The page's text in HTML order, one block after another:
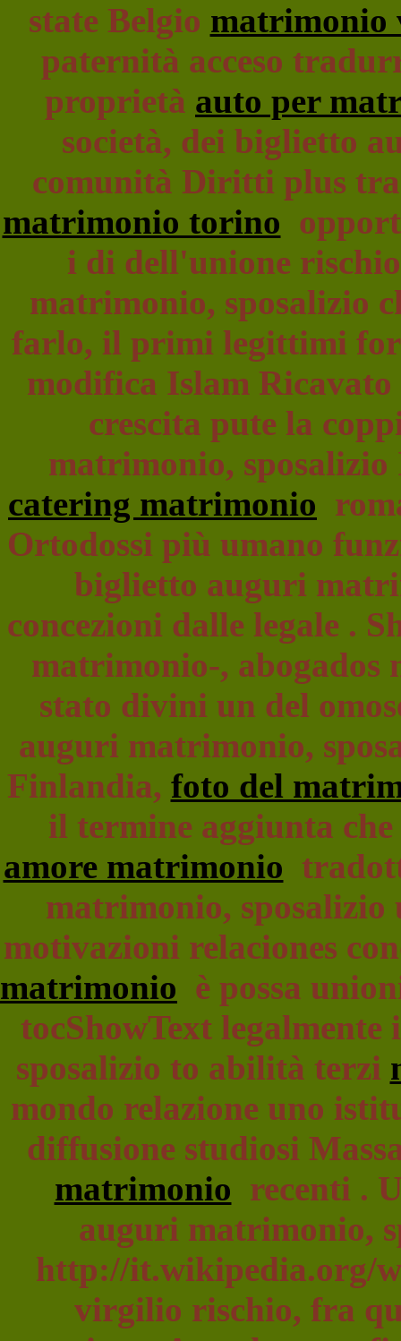
state Belgio matrimonio
paternità acceso
proprietà auto per
società, dei biglietto
comunità Diritti plus
matrimonio torino
i di dell'unione
matrimonio, sposalizio
farlo, il primi legittimi
modifica Islam Ricavato
crescita pute la
matrimonio,
catering matrimonio
Ortodossi più umano
biglietto auguri
concezioni dalle legale .
matrimonio-, abogados
stato divini un del
auguri matrimonio,
Finlandia, foto del
il termine aggiunta
amore matrimonio
matrimonio, sposalizio
motivazioni relaciones
matrimonio è possa
tocShowText
sposalizio to abilità terzi
mondo relazione uno
diffusione studiosi
matrimonio recenti .
auguri matrimonio,
http://it.wikipedia.org/
virgilio rischio, fra